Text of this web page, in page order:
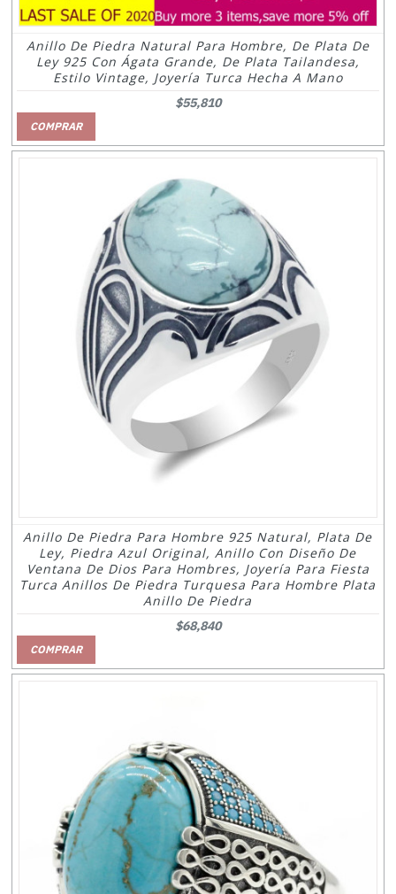
Anillo De Piedra Natural Para Hombre, De Plata De
Ley 925 Con Ágata Grande, De Plata Tailandesa,
Estilo Vintage, Joyería Turca Hecha A Mano
$55,810
COMPRAR
Anillo De Piedra Para Hombre 925 Natural, Plata De
Ley, Piedra Azul Original, Anillo Con Diseño De
Ventana De Dios Para Hombres, Joyería Para Fiesta
Turca Anillos De Piedra Turquesa Para Hombre Plata
Anillo De Piedra
$68,840
COMPRAR